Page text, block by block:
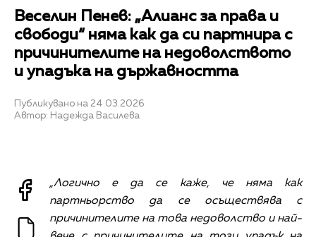
Веселин Пенев: „Алианс за права и
свободи“ няма как да си партнира с
причинителите на недоволството
и упадъка на държавността
Публикувано на 24.03.2026
Автор: Надежда Василева
„Логично е да се каже, че няма как
партньорство да се осъществява с
причинителите на това недоволство и най-